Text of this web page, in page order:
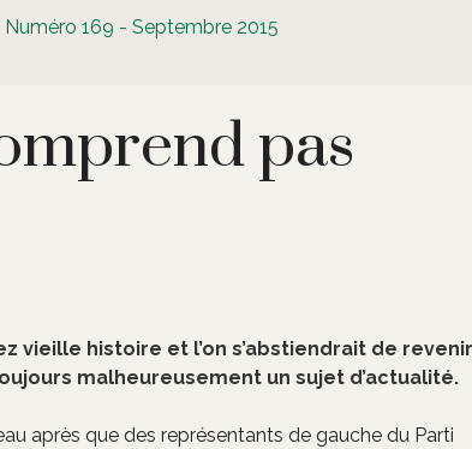
Numéro 169 - Septembre 2015
pas
vieille histoire et l’on s’abstiendrait de revenir
malheureusement un sujet d’actualité.
après que des représentants de gauche du Parti